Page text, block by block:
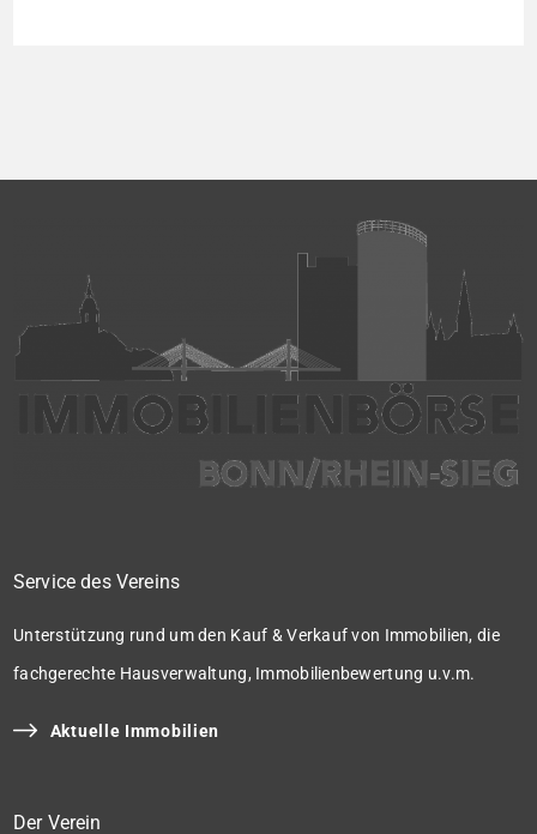
Der Verein
Service des Vereins
Unterstützung rund um den Kauf & Verkauf von Immobilien, die
fachgerechte Hausverwaltung, Immobilienbewertung u.v.m.
Aktuelle Immobilien